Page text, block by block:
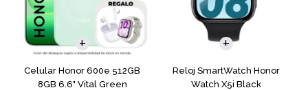
Celular Honor 600e 512GB
8GB 6.6" Vital Green
COMPARAR
Reloj SmartWatch Honor
Watch X5i Black